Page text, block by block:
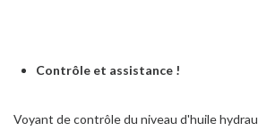
Contrôle et assistance !
Voyant de contrôle du niveau d'huile